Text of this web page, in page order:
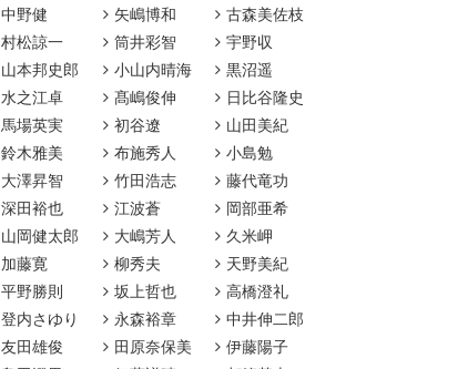
中野健
矢嶋博和
古森美佐枝
村松諒一
筒井彩智
宇野収
山本邦史郎
小山内晴海
黒沼遥
水之江卓
髙嶋俊伸
日比谷隆史
馬場英実
初谷遼
山田美紀
鈴木雅美
布施秀人
小島勉
大澤昇智
竹田浩志
藤代竜功
深田裕也
江波蒼
岡部亜希
山岡健太郎
大嶋芳人
久米岬
加藤寛
柳秀夫
天野美紀
平野勝則
坂上哲也
高橋澄礼
登内さゆり
永森裕章
中井伸二郎
友田雄俊
田原奈保美
伊藤陽子